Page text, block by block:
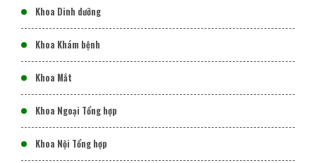
Khoa Dinh dưỡng
Khoa Khám bệnh
Khoa Mắt
Khoa Ngoại Tổng hợp
Khoa Nội Tổng hợp